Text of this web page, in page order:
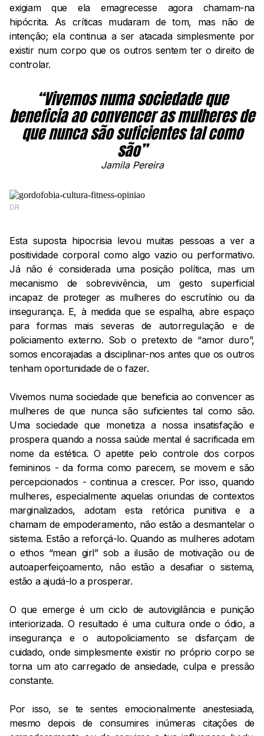
exigiam que ela emagrecesse agora chamam-na
hipócrita. As críticas mudaram de tom, mas não de
intenção; ela continua a ser atacada simplesmente por
existir num corpo que os outros sentem ter o direito de
controlar.
“Vivemos numa sociedade que
beneficia ao convencer as mulheres de
que nunca são suficientes tal como
são”
Jamila Pereira
DR
Esta suposta hipocrisia levou muitas pessoas a ver a
positividade corporal como algo vazio ou performativo.
Já não é considerada uma posição política, mas um
mecanismo de sobrevivência, um gesto superficial
incapaz de proteger as mulheres do escrutínio ou da
insegurança. E, à medida que se espalha, abre espaço
para formas mais severas de autorregulação e de
policiamento externo. Sob o pretexto de “amor duro”,
somos encorajadas a disciplinar-nos antes que os outros
tenham oportunidade de o fazer.
Vivemos numa sociedade que beneficia ao convencer as
mulheres de que nunca são suficientes tal como são.
Uma sociedade que monetiza a nossa insatisfação e
prospera quando a nossa saúde mental é sacrificada em
nome da estética. O apetite pelo controle dos corpos
femininos - da forma como parecem, se movem e são
percepcionados - continua a crescer. Por isso, quando
mulheres, especialmente aquelas oriundas de contextos
marginalizados, adotam esta retórica punitiva e a
chamam de empoderamento, não estão a desmantelar o
sistema. Estão a reforçá-lo. Quando as mulheres adotam
o ethos “mean girl” sob a ilusão de motivação ou de
autoaperfeiçoamento, não estão a desafiar o sistema,
estão a ajudá-lo a prosperar.
O que emerge é um ciclo de autovigilância e punição
interiorizada. O resultado é uma cultura onde o ódio, a
insegurança e o autopoliciamento se disfarçam de
cuidado, onde simplesmente existir no próprio corpo se
torna um ato carregado de ansiedade, culpa e pressão
constante.
Por isso, se te sentes emocionalmente anestesiada,
mesmo depois de consumires inúmeras citações de